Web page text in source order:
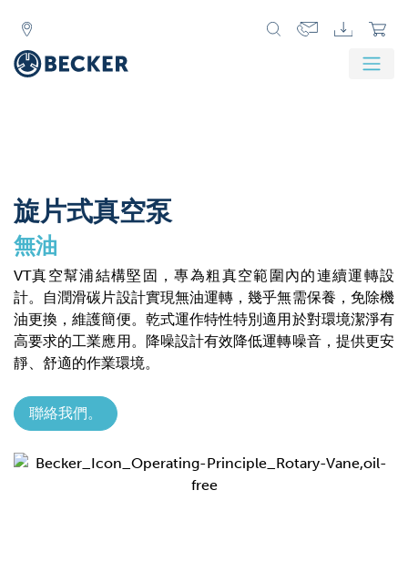
旋片式真空泵
無油
VT真空幫浦結構堅固，專為粗真空範圍內的連續運轉設
計。自潤滑碳片設計實現無油運轉，幾乎無需保養，免除機
油更換，維護簡便。乾式運作特性特別適用於對環境潔淨有
高要求的工業應用。降噪設計有效降低運轉噪音，提供更安
靜、舒適的作業環境。
聯絡我們。